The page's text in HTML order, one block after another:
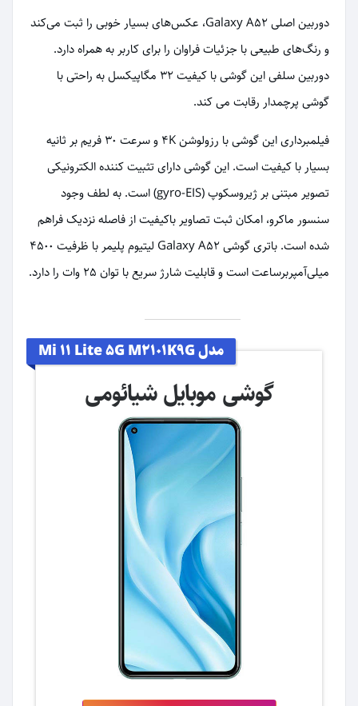
دوربین اصلی Galaxy A52، عکس‌های بسیار خوبی را ثبت می‌کند
و رنگ‌های طبیعی با جزئیات فراوان را برای کاربر به همراه دارد.
دوربین سلفی این گوشی با کیفیت 32 مگاپیکسل به راحتی با
گوشی پرچمدار رقابت می کند.
فیلمبرداری این گوشی با رزولوشن 4K و سرعت 30 فریم بر ثانیه
بسیار با کیفیت است. این گوشی دارای تثبیت کننده الکترونیکی
تصویر مبتنی بر ژیروسکوپ (gyro-EIS) است. به لطف وجود
سنسور ماکرو، امکان ثبت تصاویر باکیفیت از فاصله نزدیک فراهم
شده است. باتری گوشی Galaxy A52 لیتیوم پلیمر با ظرفیت 4500
میلی‌آمپربرساعت است و قابلیت شارژ سریع با توان 25 وات را دارد.
مدل Mi 11 Lite 5G M2101K9G
گوشی موبایل شیائومی